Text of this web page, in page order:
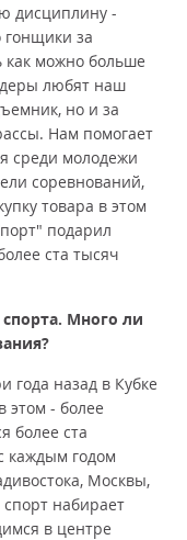
дисциплину -
гонщики за
как можно больше
любят наш
но и за
Нам помогает
среди молодежи
соревнований,
товара в этом
подарил
ста тысяч
Много ли
года назад в Кубке
этом - более
более ста
каждым годом
Москвы,
набирает
в центре